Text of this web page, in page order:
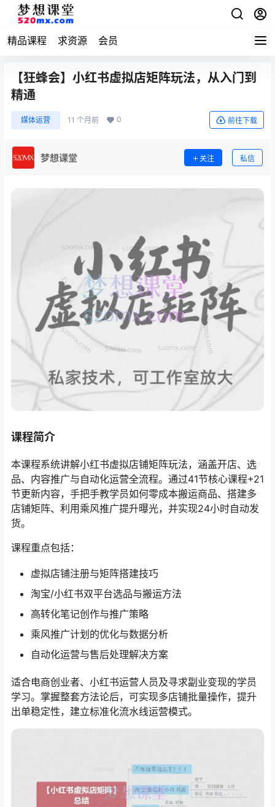
精品课程 求资源 会员
【狂蜂会】小红书虚拟店矩阵玩法，从入门到
精通
媒体运营 11 个月前 0 前往下载
梦想课堂 关注 私信
课程简介
本课程系统讲解小红书虚拟店铺矩阵玩法，涵盖开店、选
品、内容推广与自动化运营全流程。通过41节核心课程+21
节更新内容，手把手教学员如何零成本搬运商品、搭建多
店铺矩阵、利用乘风推广提升曝光，并实现24小时自动发
货。
课程重点包括：
虚拟店铺注册与矩阵搭建技巧
淘宝/小红书双平台选品与搬运方法
高转化笔记创作与推广策略
乘风推广计划的优化与数据分析
自动化运营与售后处理解决方案
适合电商创业者、小红书运营人员及寻求副业变现的学员
学习。掌握整套方法论后，可实现多店铺批量操作，提升
出单稳定性，建立标准化流水线运营模式。